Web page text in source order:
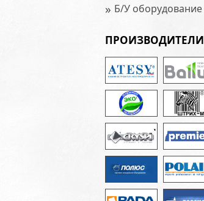
» Б/У оборудование
ПРОИЗВОДИТЕЛИ